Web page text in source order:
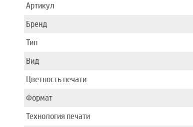
Артикул
Бренд
Тип
Вид
Цветность печати
Формат
Технология печати